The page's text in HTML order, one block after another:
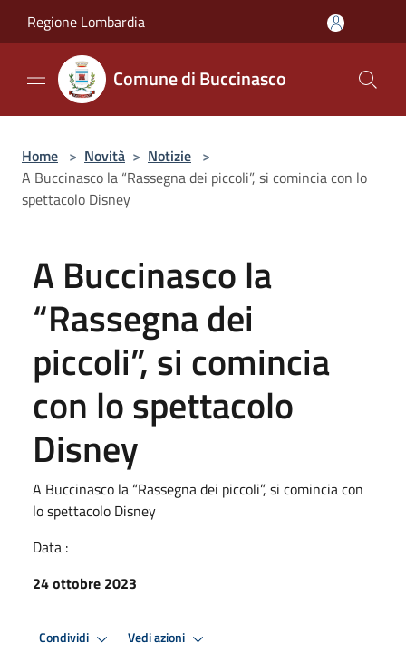
Regione Lombardia
Comune di Buccinasco
Home > Novità > Notizie >
A Buccinasco la “Rassegna dei piccoli”, si comincia con lo
spettacolo Disney
A Buccinasco la
“Rassegna dei
piccoli”, si comincia
con lo spettacolo
Disney
A Buccinasco la “Rassegna dei piccoli”, si comincia con
lo spettacolo Disney
Data :
24 ottobre 2023
Condividi Vedi azioni